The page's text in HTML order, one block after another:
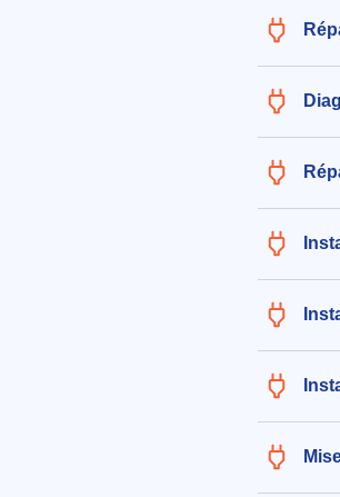
incluant
fusibles
dépose de
214€ TTC
le 05/08/
Installation
(coaxiale)
117€ TTC
aux
Grenoble